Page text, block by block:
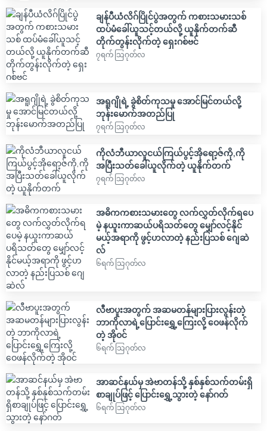
ချန်ပီယံလိဂ်ပြိုင်ပွဲအတွက် ကစားသမားသစ်
ထပ်မံခေါ်ယူသင့်တယ်လို့ ယူနိုက်တက်ဆီ
တိုက်တွန်းလိုက်တဲ့ ရှေးဂစ်ဗင်
၇ရက် သြဂုတ်လ
အရူဂျိုရဲ့ ခွဲစိတ်ကုသမှု အောင်မြင်တယ်လို့
ဘုန်းမောက်အတည်ပြု
၇ရက် သြဂုတ်လ
ကိုလံဘီယာလူငယ်ကြယ်ပွင့်အိုရော့ဇ်ကို,ကို
အပြီးသတ်ခေါ်ယူလိုက်တဲ့ ယူနိုက်တက်
၇ရက် သြဂုတ်လ
အဓိကကစားသမားတွေ လက်လွှတ်လိုက်ရပေ
မဲ့ နယူးကာဆယ်ပရိသတ်တွေ မျှော်လင့်နိုင်
မယ့်အရာကို ဖွင့်ဟလာတဲ့ နည်းပြသစ် ဂျေဆဲ
လ်
၆ရက် သြဂုတ်လ
လီဗာပူးအတွက် အဆမတန်များပြားလွန်းတဲ့
ဘာကိုလာရဲ့ပြောင်းရွှေ့ကြေးလို့ ဝေဖန်လိုက်
တဲ့ အိုဝင်
၆ရက် သြဂုတ်လ
အာဆင်နယ်မှ အဲဗာတန်သို့ နှစ်နှစ်သက်တမ်းရှိ
စာချုပ်ဖြင့် ပြောင်းရွှေ့သွားတဲ့ နော်ဂတ်
၆ရက် သြဂုတ်လ